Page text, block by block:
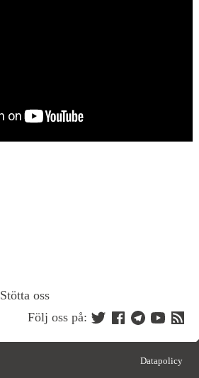
Stötta oss
Följ oss på:
Datapolicy